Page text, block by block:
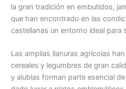
la gran tradición en embutidos,
que han encontrado en las
castellanas un entorno ideal para
Las amplias llanuras agrícolas
cereales y legumbres de gran
y alubias forman parte esencial